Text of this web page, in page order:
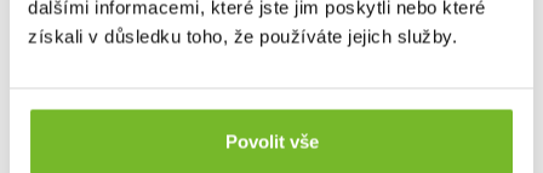
dalšími informacemi, které jste jim poskytli nebo které
získali v důsledku toho, že používáte jejich služby.
Povolit vše
značky Grundéns také skvělé lifestyle produkty, jako jsou
stylové mikiny, trička a čepice. Tyto kousky nejenže
poskytují komfort a praktičnost, ale také umožňují rybářům
Grundéns díky svému závazku k inovacím, použitým